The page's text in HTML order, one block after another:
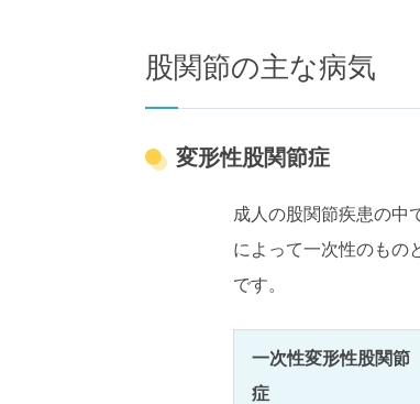
股関節の主な病気
変形性股関節症
成人の股関節疾患の中
によって一次性のもの
です。
一次性変形性股関節
症